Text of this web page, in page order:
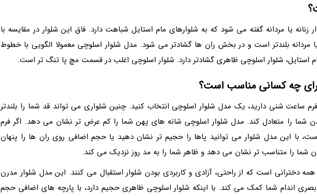
زنانه یا مردانه گفته می شود که به شلوارهای مام استایل شباهت دارد. فاق این شلوار در مقایسه با
مردانه بلندتر است و در بخش ران ها گشادتر می شود. مدل شلوار اسلوچی معمولا الگویی با خطوط
استایل، شلوار اسلوچی ظاهری گشادتر دارد. شلوار اسلوچی اغلب در قسمت مچ پا تنگ تر است.
چه کسانی مناسب است؟
ساعت شنی دارید، یک مدل شلوار اسلوچی انتخاب کنید. چنین شلواری می تواند قد شما را بلندتر
را متعادل کند. مدل شلوار اسلوچی شانه های پهن شما را کم عرض تر نشان می دهد. اگر فرم
با این مدل شلوار می توانید پاها را حجیم تر نشان دهید یا حجم اضافی روی ران ها را پنهان
شما را متناسب تر نشان می دهد و ظاهر شما را به مد روز نزدیک می کند.
دخترانی است که از راحتی، آزادی و کاربردی بودن شلوار استقبال می کنند. این مدل شلوار مدرن
اندام شما کمک می کند. با اینکه شلوار اسلوچی ظاهری حجیم دارد، با پارچه های اضافی حجم